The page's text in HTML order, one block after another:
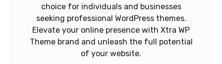
choice for individuals and businesses
seeking professional WordPress themes.
Elevate your online presence with Xtra WP
Theme brand and unleash the full potential
of your website.